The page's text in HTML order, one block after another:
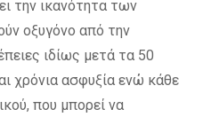
την ικανότητα των
οξυγόνο από την
ιδίως μετά τα 50
χρόνια ασφυξία ενώ κάθε
που μπορεί να